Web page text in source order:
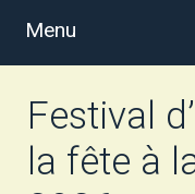
Menu
Festival
la fête à